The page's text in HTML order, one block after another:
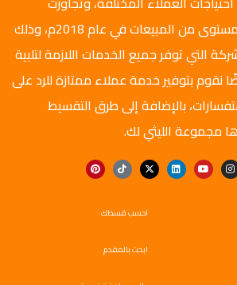
مجموعة الليثي أعلى مستوى من المبيعات في عام 2018م، وذلك
التي توفر جميع الخدمات اللازمة لتلبية
نقوم بتوفير خدمة عملاء ممتازة للرد على
بالإضافة إلى طرق التقسيط
مجموعة الليثي لك.
احسب قسطك
ابحث بالمقدم